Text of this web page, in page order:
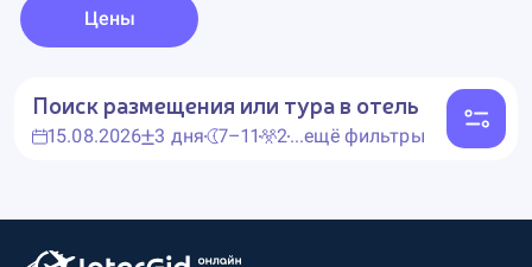
Цены
Поиск размещения или тура в отель
15.08.2026 3 дня 7–11 2...ещё фильтры